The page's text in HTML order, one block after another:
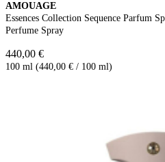
AMOUAGE
Essences Collection Sequence Parfum
Perfume Spray
440,00 €
100 ml (440,00 € / 100 ml)